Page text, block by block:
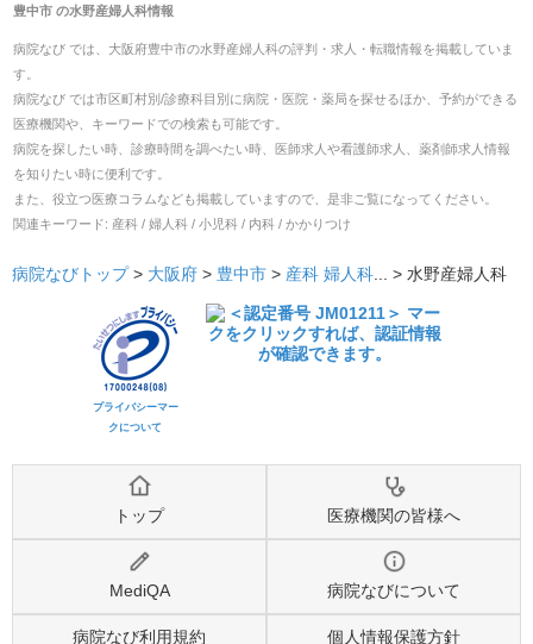
豊中市の水野産婦人科情報
病院なび では、 大阪府豊中市の水野産婦人科の評判・求人・転職情報を掲載していま
す。
病院なび では市区町村別/診療科目別に病院・医院・薬局を探せるほか、予約ができる
医療機関や、キーワードでの検索も可能です。
病院を探したい時、診療時間を調べたい時、医師求人や看護師求人、薬剤師求人情報
を知りたい時に便利です。
また、役立つ医療コラムなども掲載していますので、是非ご覧になってください。
関連キーワード: 産科 / 婦人科 / 小児科 / 内科 / かかりつけ
病院なびトップ > 大阪府 > 豊中市 > 産科 婦人科... > 水野産婦人科
プライバシーマー
クについて
トップ 医療機関の皆様へ
MediQA 病院なびについて
病院なび利用規約 個人情報保護方針